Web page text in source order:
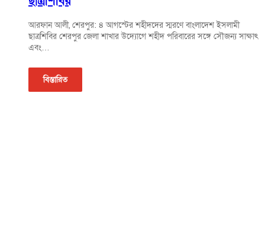
আরফান আলী, শেরপুর: ৪ আগস্টের শহীদদের স্মরণে বাংলাদেশ ইসলামী
ছাত্রশিবির শেরপুর জেলা শাখার উদ্যোগে শহীদ পরিবারের সঙ্গে সৌজন্য সাক্ষাৎ
এবং…
বিস্তারিত